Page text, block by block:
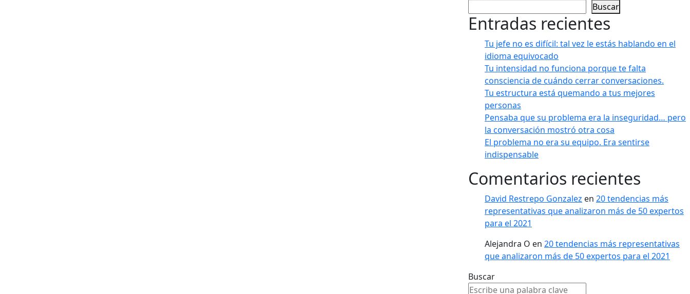
Buscar
Entradas recientes
Tu jefe no es difícil: tal vez le estás hablando en el
idioma equivocado
Tu intensidad no funciona porque te falta
consciencia de cuándo cerrar conversaciones.
Tu estructura está quemando a tus mejores
personas
Pensaba que su problema era la inseguridad… pero
la conversación mostró otra cosa
El problema no era su equipo. Era sentirse
indispensable
Comentarios recientes
David Restrepo Gonzalez en 20 tendencias más
representativas que analizaron más de 50 expertos
para el 2021
Alejandra O en 20 tendencias más representativas
que analizaron más de 50 expertos para el 2021
Buscar